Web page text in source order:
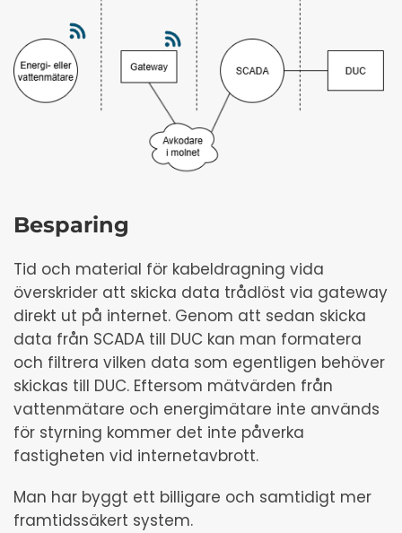
Besparing
Tid och material för kabeldragning vida
överskrider att skicka data trådlöst via gateway
direkt ut på internet. Genom att sedan skicka
data från SCADA till DUC kan man formatera
och filtrera vilken data som egentligen behöver
skickas till DUC. Eftersom mätvärden från
vattenmätare och energimätare inte används
för styrning kommer det inte påverka
fastigheten vid internetavbrott.
Man har byggt ett billigare och samtidigt mer
framtidssäkert system.